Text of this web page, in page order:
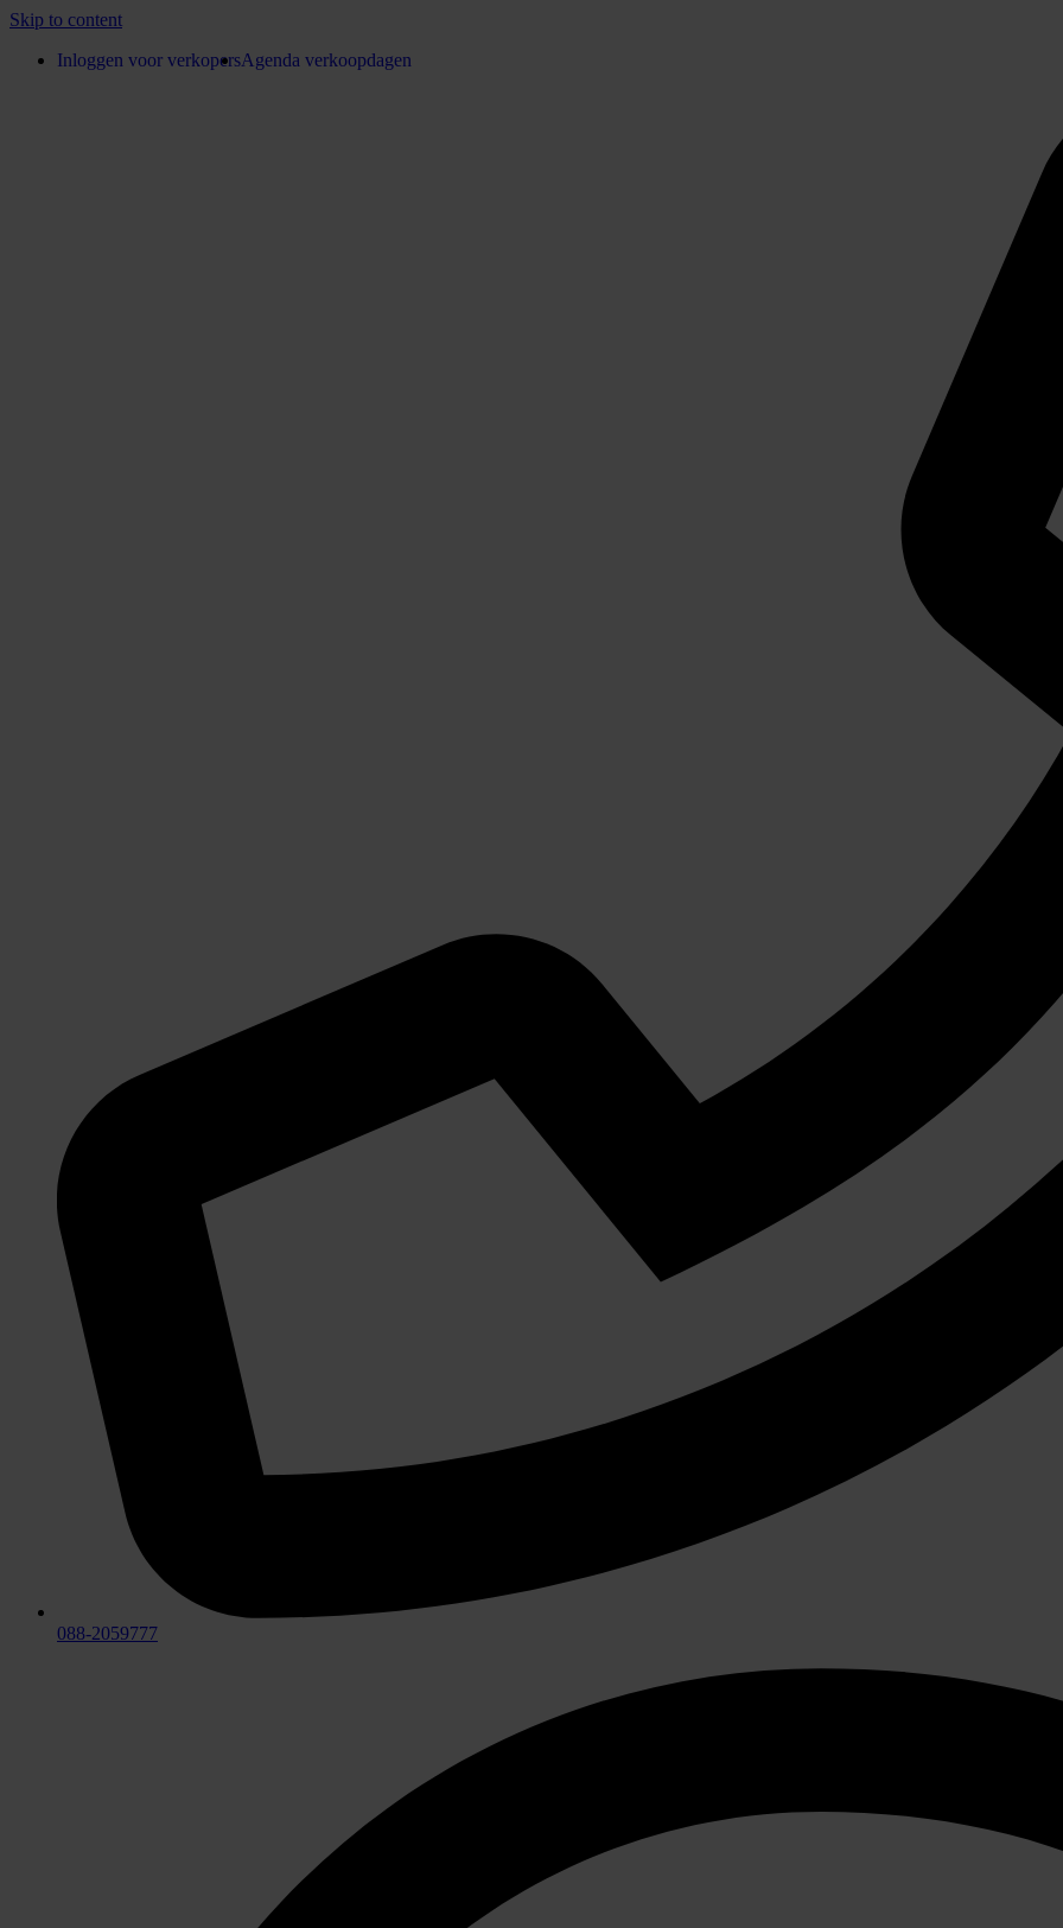
Skip to content
Inloggen voor verkopersAgenda verkoopdagen
088-2059777